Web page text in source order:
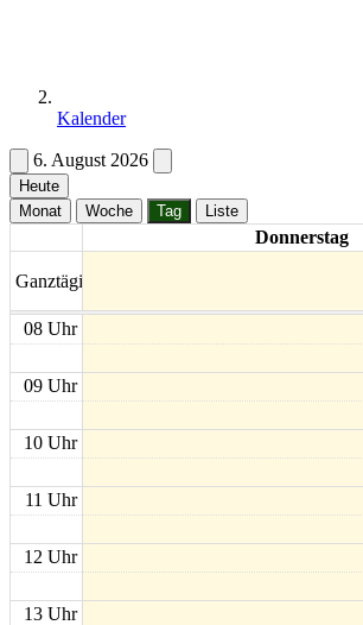
Kalender
6. August 2026
Heute
Monat
Woche Tag Liste
Donnerstag
Ganztägig
08 Uhr
09 Uhr
10 Uhr
11 Uhr
12 Uhr
13 Uhr